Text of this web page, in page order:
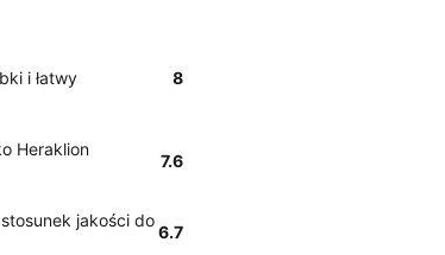
i łatwy 8
Heraklion
7.6
jakości do
6.7